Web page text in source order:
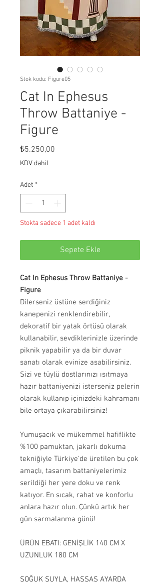
Stok kodu: Figure05
Cat In Ephesus
Throw Battaniye -
Figure
₺5.250,00
KDV dahil
Adet *
Stokta sadece 1 adet kaldı
Sepete Ekle
Cat In Ephesus Throw Battaniye -
Figure
Dilerseniz üstüne serdiğiniz
kanepenizi renklendirebilir,
dekoratif bir yatak örtüsü olarak
kullanabilir, sevdiklerinizle üzerinde
piknik yapabilir ya da bir duvar
sanatı olarak evinize asabilirsiniz.
Sizi ve tüylü dostlarınızı ısıtmaya
hazır battaniyenizi isterseniz pelerin
olarak kullanıp içinizdeki kahramanı
bile ortaya çıkarabilirsiniz!
Yumuşacık ve mükemmel hafiflikte
%100 pamuktan, jakarlı dokuma
tekniğiyle Türkiye'de üretilen bu çok
amaçlı, tasarım battaniyelerimiz
serildiği her yere doku ve renk
katıyor. En sıcak, rahat ve konforlu
anlara hazır olun. Çünkü artık her
gün sarmalanma günü!
ÜRÜN EBATI: GENİŞLİK 140 CM X
UZUNLUK 180 CM
SOĞUK SUYLA, HASSAS AYARDA